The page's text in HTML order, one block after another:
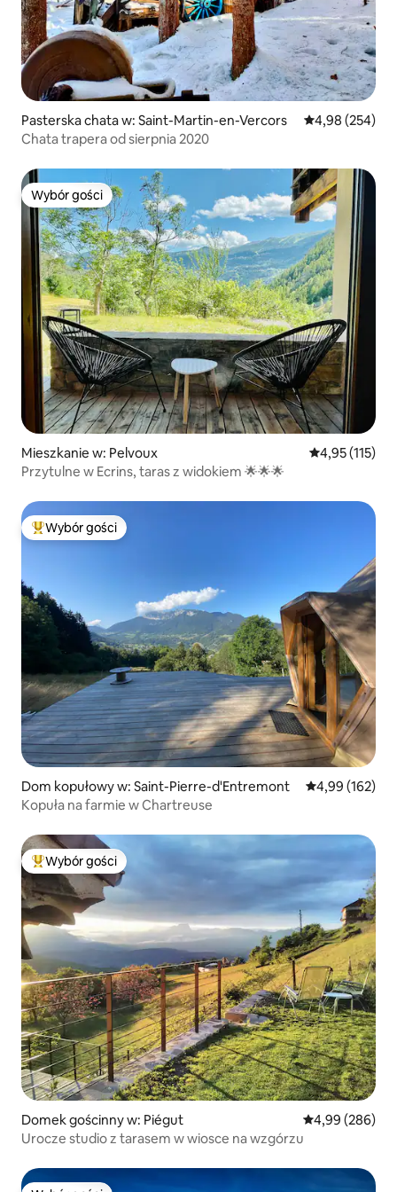
Pasterska chata w: Saint-Martin-en-Vercors Średnia
4,98 (254)
Chata trapera od sierpnia 2020
Wybór gości
Wybór gości
Mieszkanie w: Pelvoux Średnia
4,95 (115)
Przytulne w Ecrins, taras z widokiem 🌟🌟🌟
Najpopularniejsze z kategorii Wybór gości
Wybór gości
Dom kopułowy w: Saint-Pierre-d'Entremont Średnia
4,99 (162)
Kopuła na farmie w Chartreuse
Najpopularniejsze z kategorii Wybór gości
Wybór gości
Domek gościnny w: Piégut Średnia
4,99 (286)
Urocze studio z tarasem w wiosce na wzgórzu